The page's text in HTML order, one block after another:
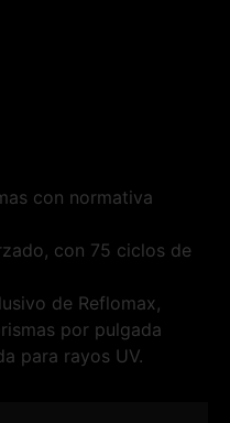
con normativa
con 75 ciclos de
de Reflomax,
por pulgada
para rayos UV.